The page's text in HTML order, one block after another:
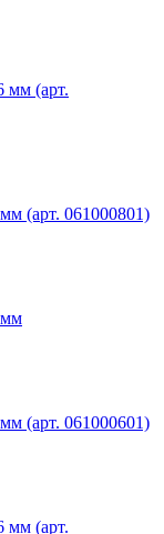
мм (арт.
(арт. 061000801)
мм
(арт. 061000601)
мм (арт.